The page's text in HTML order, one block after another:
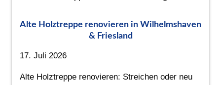
Alte Holztreppe renovieren in Wilhelmshaven
& Friesland
17. Juli 2026
Alte Holztreppe renovieren: Streichen oder neu